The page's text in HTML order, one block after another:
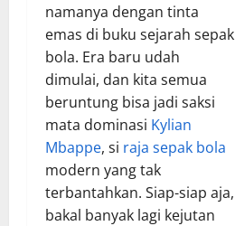
namanya dengan tinta
emas di buku sejarah sepak
bola. Era baru udah
dimulai, dan kita semua
beruntung bisa jadi saksi
mata dominasi Kylian
Mbappe, si raja sepak bola
modern yang tak
terbantahkan. Siap-siap aja,
bakal banyak lagi kejutan